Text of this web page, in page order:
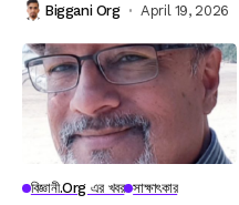
Biggani Org April 19, 2026
বিজ্ঞানী.org এর খবর সাক্ষাৎকার